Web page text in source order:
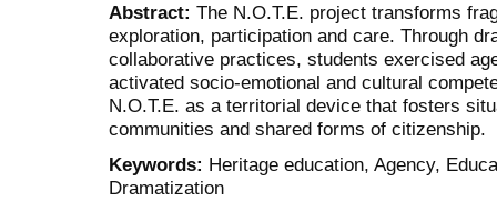
Abstract: The N.O.T.E. project transforms
exploration, participation and care. Through
collaborative practices, students exercised
activated socio-emotional and cultural
N.O.T.E. as a territorial device that fosters
communities and shared forms of citizenship.
Keywords: Heritage education, Agency,
Dramatization